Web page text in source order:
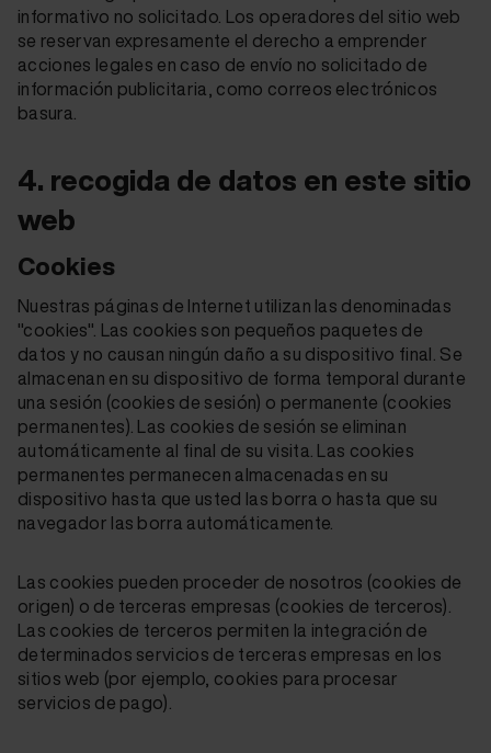
informativo no solicitado. Los operadores del sitio web
se reservan expresamente el derecho a emprender
acciones legales en caso de envío no solicitado de
información publicitaria, como correos electrónicos
basura.
4. recogida de datos en este sitio
web
Cookies
Nuestras páginas de Internet utilizan las denominadas
"cookies". Las cookies son pequeños paquetes de
datos y no causan ningún daño a su dispositivo final. Se
almacenan en su dispositivo de forma temporal durante
una sesión (cookies de sesión) o permanente (cookies
permanentes). Las cookies de sesión se eliminan
automáticamente al final de su visita. Las cookies
permanentes permanecen almacenadas en su
dispositivo hasta que usted las borra o hasta que su
navegador las borra automáticamente.
Las cookies pueden proceder de nosotros (cookies de
origen) o de terceras empresas (cookies de terceros).
Las cookies de terceros permiten la integración de
determinados servicios de terceras empresas en los
sitios web (por ejemplo, cookies para procesar
servicios de pago).